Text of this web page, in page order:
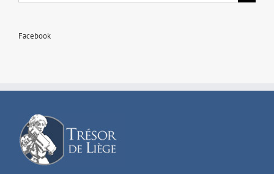
Facebook